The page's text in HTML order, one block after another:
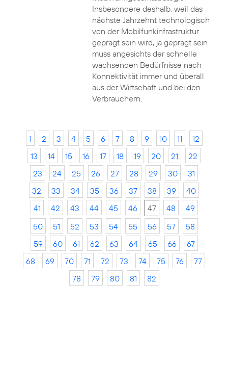
Insbesondere deshalb, weil das
nächste Jahrzehnt technologisch
von der Mobilfunkinfrastruktur
geprägt sein wird, ja geprägt sein
muss angesichts der schnelle
wachsenden Bedürfnisse nach
Konnektivität immer und überall
aus der Wirtschaft und bei den
Verbrauchern.
1 2 3 4 5 6 7 8 9 10 11
12
13
14 15 16 17 18 19 20 21
22
23
24 25 26 27 28 29 30
31
32
33 34 35 36 37 38 39
40
41
42 43 44 45 46 47 48
49
50
51 52 53 54 55 56 57
58
59
60 61 62 63 64 65 66
67
68
69 70 71 72 73 74 75 76
77
78
79 80 81 82